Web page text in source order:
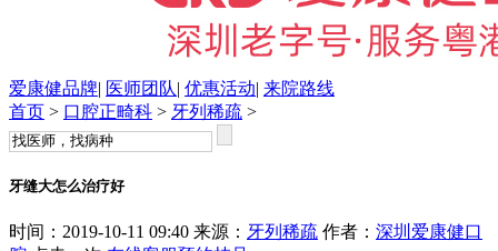
爱康健品牌| 医师团队| 优惠活动| 来院路线
首页 > 口腔正畸科 > 牙列稀疏 >
牙缝大怎么治疗好
时间：2019-10-11 09:40 来源： 牙列稀疏 作者： 深圳爱康健口